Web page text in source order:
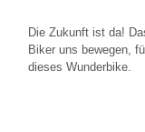
Die Zukunft ist da!
Biker uns bewegen,
dieses Wunderbike.